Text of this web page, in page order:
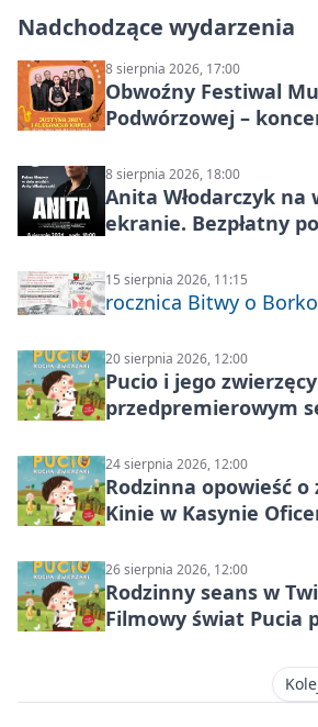
Nadchodzące wydarzenia
8 sierpnia 2026, 17:00
Obwoźny Festiwal
Podwórzowej –
8 sierpnia 2026, 18:00
Anita Włodarczyk na
ekranie. Bezpłatny
15 sierpnia 2026, 11:15
rocznica Bitwy o
20 sierpnia 2026, 12:00
Pucio i jego
przedpremierowym
24 sierpnia 2026, 12:00
Rodzinna opowieść
Kinie w Kasynie
26 sierpnia 2026, 12:00
Rodzinny seans w
Filmowy świat Pucia